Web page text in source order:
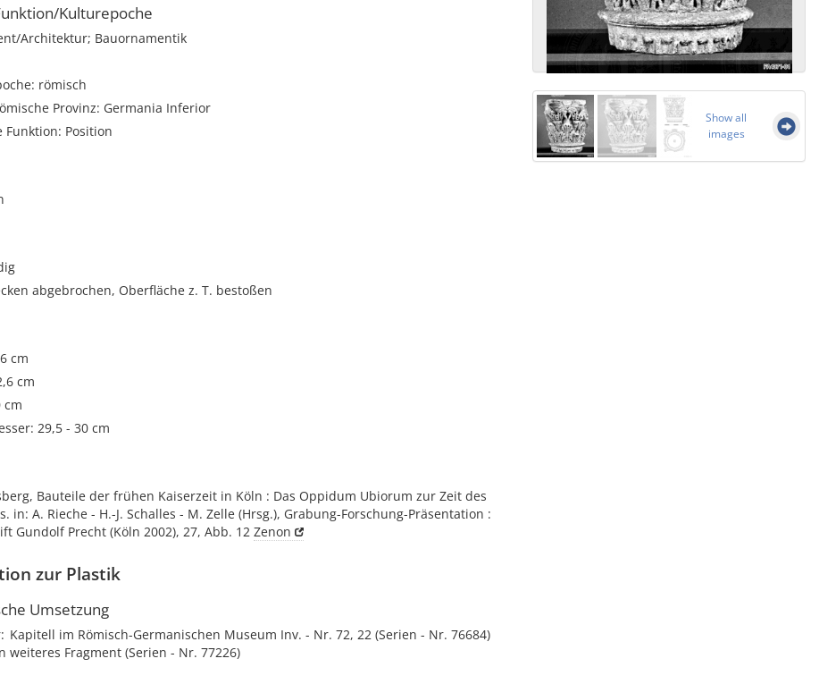
Kulturepoche
Architektur; Bauornamentik
römisch
Provinz: Germania Inferior
Funktion: Position
abgebrochen, Oberfläche z. T. bestoßen
cm
cm
cm
29,5 - 30 cm
Bauteile der frühen Kaiserzeit in Köln : Das Oppidum Ubiorum zur Zeit des
in: A. Rieche - H.-J. Schalles - M. Zelle (Hrsg.), Grabung-Forschung-Präsentation :
Gundolf Precht (Köln 2002), 27, Abb. 12 Zenon
zur Plastik
Umsetzung
Kapitell im Römisch-Germanischen Museum Inv. - Nr. 72, 22 (Serien - Nr. 76684)
weiteres Fragment (Serien - Nr. 77226)
Show all
images